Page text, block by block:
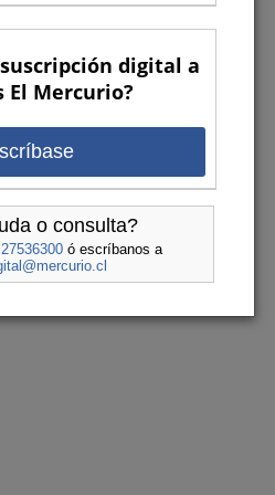
digital a
El Mercurio?
o consulta?
ó escríbanos a